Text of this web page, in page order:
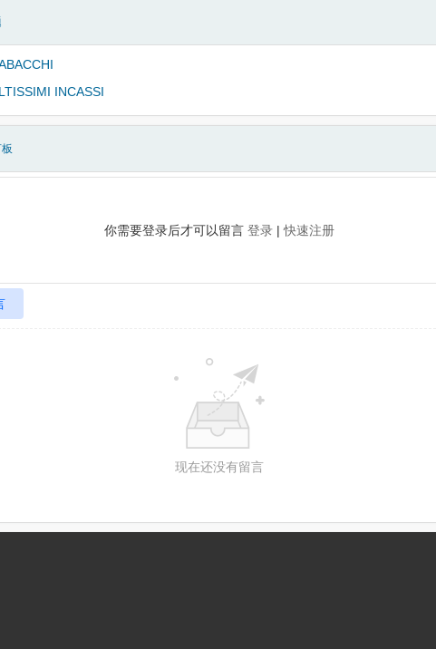
INCASSI
你需要登录后才可以留言 登录 |快速注册
现在还没有留言